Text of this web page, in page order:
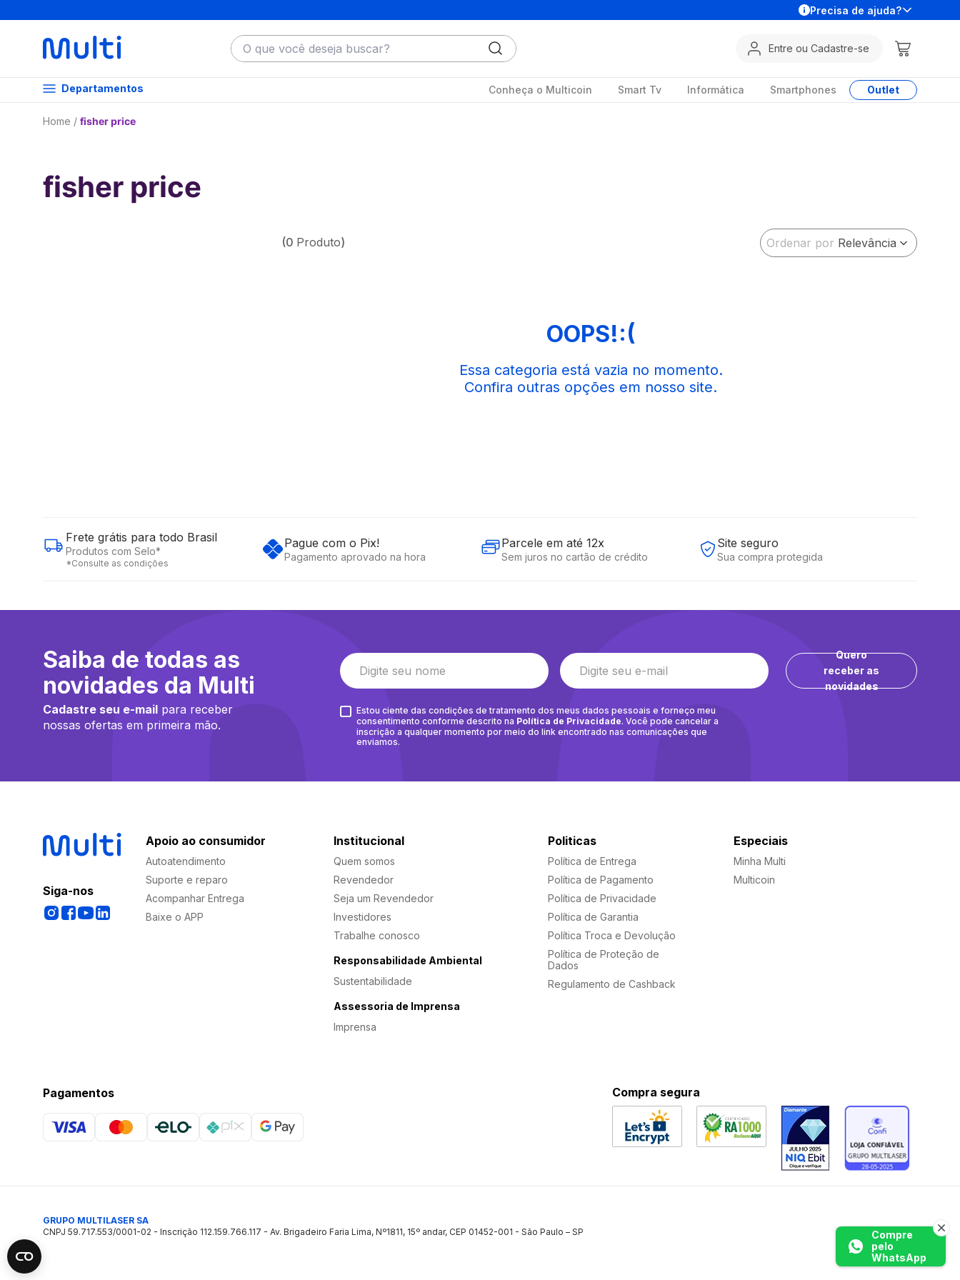
Precisa de ajuda?
O que você deseja buscar?
Entre ou Cadastre-se
Departamentos Conheça o Multicoin Smart Tv Informática Smartphones Outlet
fisher price
fisher price
0 Produto Ordenar por Relevância
OOPS!
Frete grátis para todo Brasil
Produtos com Selo*
*Consulte as condições
Pague com o Pix!
Pagamento aprovado na hora
Parcele em até 12x
Sem juros no cartão de crédito
Site seguro
Sua compra protegida
Saiba de todas as
novidades da Multi
Cadastre seu e-mail para receber
nossas ofertas em primeira mão.
Quero
receber as
novidades
Estou ciente das condições de tratamento dos meus dados pessoais e forneço meu
consentimento conforme descrito na Política de Privacidade. Você pode cancelar a
inscrição a qualquer momento por meio do link encontrado nas comunicações que
enviamos.
Compre
pelo
WhatsApp
Siga-nos
Apoio ao consumidor
Autoatendimento
Suporte e reparo
Acompanhar Entrega
Baixe o APP
Institucional
Quem somos
Revendedor
Seja um Revendedor
Investidores
Trabalhe conosco
Responsabilidade Ambiental
Sustentabilidade
Assessoria de Imprensa
Imprensa
Politicas
Política de Entrega
Política de Pagamento
Política de Privacidade
Política de Garantia
Política Troca e Devolução
Política de Proteção de
Dados
Regulamento de Cashback
Especiais
Minha Multi
Multicoin
Pagamentos Compra segura
GRUPO MULTILASER SA
CNPJ 59.717.553/0001-02 - Inscrição 112.159.766.117 - Av. Brigadeiro Faria Lima, Nº1811, 15º andar, CEP 01452-001 - São Paulo – SP